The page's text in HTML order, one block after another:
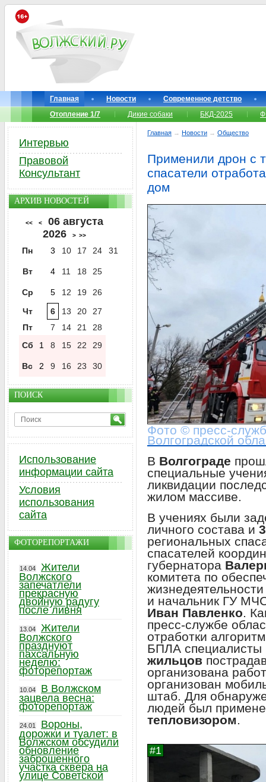
Главная Новости
Современное детство
Отопление 1/7
Дикие собаки БКД-2025
Главная → Новости → Общество
Применили дрон с
спасатели
дом
Фото © пресс-
Волгоградской
В Волгограде
специальные
ликвидации
жилом массиве.
В учениях были
личного состава и
региональных
спасателей
губернатора
комитета по
и начальник ГУ
Иван Павленко.
пресс-службе
отработки
БПЛА специалисты
жильцов
организована
организован
штаб. Для
людей был
тепловизором.
Интервью
Правовой
Консультант
АРХИВ НОВОСТЕЙ
<< <
06 августа
2026
> >>
Пн 3 10 17 24 31
Вт 4 11 18 25
Ср 5 12 19
26
Чт
6 13 20
27
Пт
7 14 21
28
Сб
1 8 15 22 29
Вс 2 9 16 23 30
ПОИСК
Использование
информации сайта
Условия
использования
сайта
ФОТОРЕПОРТАЖИ
14.04
Жители
Волжского
запечатлели
прекрасную
двойную радугу
после ливня
13.04
Жители
Волжского
празднуют
пахсальную
неделю:
фоторепортаж
10.04
В Волжском
зацвела весна:
фоторепортаж
24.01
Вороны,
дорожки и туалет: в
Волжском обсудили
обновление
заброшенного
участка сквера на
улице Советской